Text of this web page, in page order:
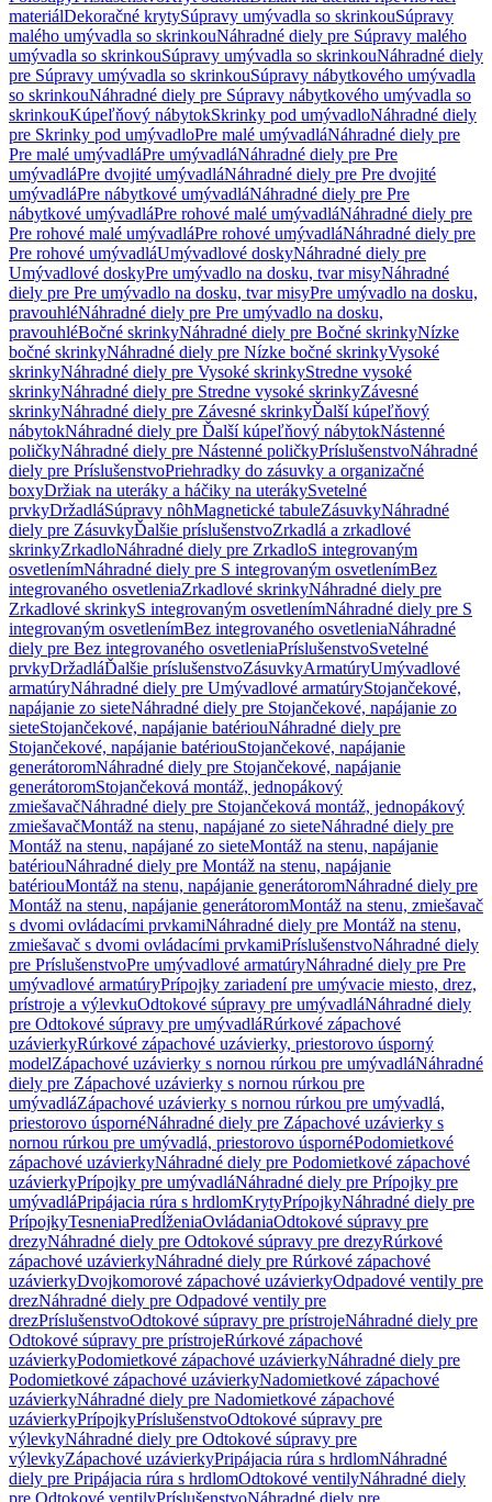
materiálDekoračné krytySúpravy umývadla so skrinkouSúpravy
malého umývadla so skrinkouNáhradné diely pre Súpravy malého
umývadla so skrinkouSúpravy umývadla so skrinkouNáhradné diely
pre Súpravy umývadla so skrinkouSúpravy nábytkového umývadla
so skrinkouNáhradné diely pre Súpravy nábytkového umývadla so
skrinkouKúpeľňový nábytokSkrinky pod umývadloNáhradné diely
pre Skrinky pod umývadloPre malé umývadláNáhradné diely pre
Pre malé umývadláPre umývadláNáhradné diely pre Pre
umývadláPre dvojité umývadláNáhradné diely pre Pre dvojité
umývadláPre nábytkové umývadláNáhradné diely pre Pre
nábytkové umývadláPre rohové malé umývadláNáhradné diely pre
Pre rohové malé umývadláPre rohové umývadláNáhradné diely pre
Pre rohové umývadláUmývadlové doskyNáhradné diely pre
Umývadlové doskyPre umývadlo na dosku, tvar misyNáhradné
diely pre Pre umývadlo na dosku, tvar misyPre umývadlo na dosku,
pravouhléNáhradné diely pre Pre umývadlo na dosku,
pravouhléBočné skrinkyNáhradné diely pre Bočné skrinkyNízke
bočné skrinkyNáhradné diely pre Nízke bočné skrinkyVysoké
skrinkyNáhradné diely pre Vysoké skrinkyStredne vysoké
skrinkyNáhradné diely pre Stredne vysoké skrinkyZávesné
skrinkyNáhradné diely pre Závesné skrinkyĎalší kúpeľňový
nábytokNáhradné diely pre Ďalší kúpeľňový nábytokNástenné
poličkyNáhradné diely pre Nástenné poličkyPríslušenstvoNáhradné
diely pre PríslušenstvoPriehradky do zásuvky a organizačné
boxyDržiak na uteráky a háčiky na uterákySvetelné
prvkyDržadláSúpravy nôhMagnetické tabuleZásuvkyNáhradné
diely pre ZásuvkyĎalšie príslušenstvoZrkadlá a zrkadlové
skrinkyZrkadloNáhradné diely pre ZrkadloS integrovaným
osvetlenímNáhradné diely pre S integrovaným osvetlenímBez
integrovaného osvetleniaZrkadlové skrinkyNáhradné diely pre
Zrkadlové skrinkyS integrovaným osvetlenímNáhradné diely pre S
integrovaným osvetlenímBez integrovaného osvetleniaNáhradné
diely pre Bez integrovaného osvetleniaPríslušenstvoSvetelné
prvkyDržadláĎalšie príslušenstvoZásuvkyArmatúryUmývadlové
armatúryNáhradné diely pre Umývadlové armatúryStojančekové,
napájanie zo sieteNáhradné diely pre Stojančekové, napájanie zo
sieteStojančekové, napájanie batériouNáhradné diely pre
Stojančekové, napájanie batériouStojančekové, napájanie
generátoromNáhradné diely pre Stojančekové, napájanie
generátoromStojančeková montáž, jednopákový
zmiešavačNáhradné diely pre Stojančeková montáž, jednopákový
zmiešavačMontáž na stenu, napájané zo sieteNáhradné diely pre
Montáž na stenu, napájané zo sieteMontáž na stenu, napájanie
batériouNáhradné diely pre Montáž na stenu, napájanie
batériouMontáž na stenu, napájanie generátoromNáhradné diely pre
Montáž na stenu, napájanie generátoromMontáž na stenu, zmiešavač
s dvomi ovládacími prvkamiNáhradné diely pre Montáž na stenu,
zmiešavač s dvomi ovládacími prvkamiPríslušenstvoNáhradné diely
pre PríslušenstvoPre umývadlové armatúryNáhradné diely pre Pre
umývadlové armatúryPrípojky zariadení pre umývacie miesto, drez,
prístroje a výlevkuOdtokové súpravy pre umývadláNáhradné diely
pre Odtokové súpravy pre umývadláRúrkové zápachové
uzávierkyRúrkové zápachové uzávierky, priestorovo úsporný
modelZápachové uzávierky s nornou rúrkou pre umývadláNáhradné
diely pre Zápachové uzávierky s nornou rúrkou pre
umývadláZápachové uzávierky s nornou rúrkou pre umývadlá,
priestorovo úspornéNáhradné diely pre Zápachové uzávierky s
nornou rúrkou pre umývadlá, priestorovo úspornéPodomietkové
zápachové uzávierkyNáhradné diely pre Podomietkové zápachové
uzávierkyPrípojky pre umývadláNáhradné diely pre Prípojky pre
umývadláPripájacia rúra s hrdlomKrytyPrípojkyNáhradné diely pre
PrípojkyTesneniaPredĺženiaOvládaniaOdtokové súpravy pre
drezyNáhradné diely pre Odtokové súpravy pre drezyRúrkové
zápachové uzávierkyNáhradné diely pre Rúrkové zápachové
uzávierkyDvojkomorové zápachové uzávierkyOdpadové ventily pre
drezNáhradné diely pre Odpadové ventily pre
drezPríslušenstvoOdtokové súpravy pre prístrojeNáhradné diely pre
Odtokové súpravy pre prístrojeRúrkové zápachové
uzávierkyPodomietkové zápachové uzávierkyNáhradné diely pre
Podomietkové zápachové uzávierkyNadomietkové zápachové
uzávierkyNáhradné diely pre Nadomietkové zápachové
uzávierkyPrípojkyPríslušenstvoOdtokové súpravy pre
výlevkyNáhradné diely pre Odtokové súpravy pre
výlevkyZápachové uzávierkyPripájacia rúra s hrdlomNáhradné
diely pre Pripájacia rúra s hrdlomOdtokové ventilyNáhradné diely
pre Odtokové ventilyPríslušenstvoNáhradné diely pre